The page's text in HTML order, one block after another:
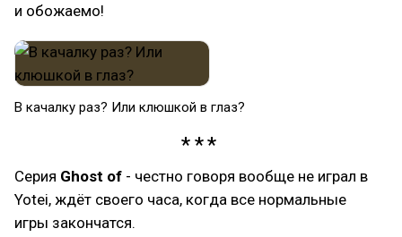
и обожаемо!
В качалку раз? Или клюшкой в глаз?
Серия Ghost of - честно говоря вообще не играл в
Yotei, ждёт своего часа, когда все нормальные
игры закончатся.